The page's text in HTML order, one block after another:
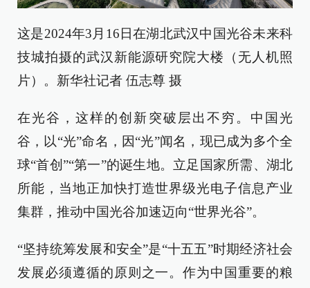
这是2024年3月16日在湖北武汉中国光谷未来科
技城拍摄的武汉新能源研究院大楼（无人机照
片）。新华社记者 伍志尊 摄
在光谷，这样的创新突破层出不穷。中国光
谷，以“光”命名，因“光”闻名，现已成为多个全
球“首创”“第一”的诞生地。立足国家所需、湖北
所能，当地正加快打造世界级光电子信息产业
集群，推动中国光谷加速迈向“世界光谷”。
“坚持统筹发展和安全”是“十五五”时期经济社会
发展必须遵循的原则之一。作为中国重要的粮